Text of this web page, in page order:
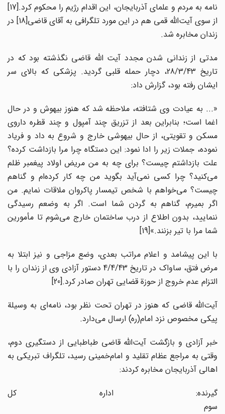
نامه به مردم و علمای آذربایجان، این اقدام رژیم را محکوم کرد.
[17]
از سوی آیت‌الله قمی هم در این مورد تلگرافی به آقای قاضی
[18] در
زندان مخابره شد.
مدتی از زندانی شدن مجدد آیت الله قاضی نگذشته بود که در
تاریخ 28/3/43، دچار حمله قلبی گردید. پزشکی که بالای سر
ایشان رفته بود، گزارش داد:
«... به عیادت وی شتافته، ملاحظه شد که هنوز بیهوش و در حال
اغما است؛ بنابراین بعد از تزریق چند آمپول و چند قطره داروی
مسکن و تقویتی، از حال بیهوشی خارج و شروع به داد و فریاد
نموده، جملات زیر را ادا نمود: این دستگاه چرا مرا بازداشت کرده؟
علت بازداشتم چیست؟ برای چه به من مریض اولاد پیغمبر ظلم
می‌کنید؟ چرا کسی نمی‌آید بگوید من چه کار کرده‌ام و گناهم
چیست؟ می‌خواهم با شخص تیمسار پاکروان ملاقات نمایم. من
اگر بمیرم، گناهم به گردن شما است. اگر به وضعم رسیدگی
ننمایید، بدون اطلاع از درب ساختمان خارج می‌شوم تا مأمورین
شما مرا با تیر بزنند.»[19]
با این پیشامد و اعلام مراتب بعدی، وضع مزاجی و نیز ابتلا به
مرض فتق، ساواک در تاریخ 4/4/43 دستور آزادی وی از زندان را با
التزام عدم خروج از حوزة قضایی تهران صادر کرد.[20]
آیت‌الله قاضی که هنوز در تهران تحت نظر بود، نامه‌ای به وسیلة
پیکی مخصوص نزد امام(ره) ارسال می‌دارد.
خبر آزادی و بازگشت آیت‌الله قاضی طباطبایی از دستگیری دوم،
وقتی به مراجع عظام تقلید و امام‌خمینی رسید، تلگراف تبریکی به
اهالی آذربایجان مخابره کردند:
گیرنده: اداره کل
سوم